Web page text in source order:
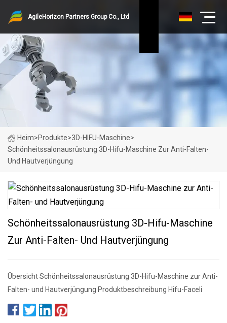
AgileHorizon Partners Group Co., Ltd
Heim>Produkte>3D-HIFU-Maschine>
Schönheitssalonausrüstung 3D-Hifu-Maschine Zur Anti-Falten-
Und Hautverjüngung
Schönheitssalonausrüstung 3D-Hifu-Maschine
Zur Anti-Falten- Und Hautverjüngung
Übersicht Schönheitssalonausrüstung 3D-Hifu-Maschine zur Anti-
Falten- und Hautverjüngung Produktbeschreibung Hifu-Faceli